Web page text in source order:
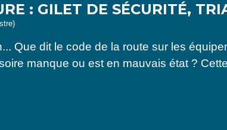
: GILET DE SÉCURITÉ,
Que dit le code de la route sur les
manque ou est en mauvais état ?